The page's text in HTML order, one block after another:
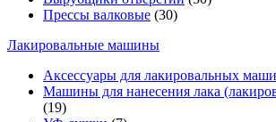
Прессы валковые (30)
Лакировальные машины
Аксессуары для лакировальных
Машины для нанесения лака
(19)